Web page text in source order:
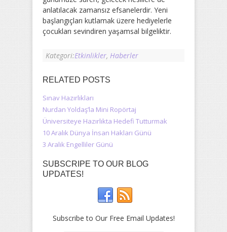
anlatılacak zamansız efsanelerdir. Yeni
başlangıçları kutlamak üzere hediyelerle
çocukları sevindiren yaşamsal bilgeliktir.
Kategori:Etkinlikler, Haberler
RELATED POSTS
Sınav Hazırlıkları
Nurdan Yoldaş’la Mini Ropörtaj
Üniversiteye Hazırlıkta Hedefi Tutturmak
10 Aralık Dünya İnsan Hakları Günü
3 Aralık Engelliler Günü
SUBSCRIPE TO OUR BLOG
UPDATES!
Subscribe to Our Free Email Updates!